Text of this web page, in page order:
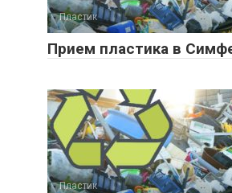
Пластик
Прием пластика в
Пластик